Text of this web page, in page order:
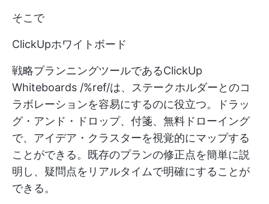
そこで
ClickUpホワイトボード
戦略プランニングツールであるClickUp
Whiteboards /%ref/は、ステークホルダーとのコ
ラボレーションを容易にするのに役立つ。ドラッ
グ・アンド・ドロップ、付箋、無料ドローイング
で、アイデア・クラスターを視覚的にマップする
ことができる。既存のプランの修正点を簡単に説
明し、疑問点をリアルタイムで明確にすることが
できる。